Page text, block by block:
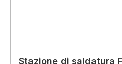
Stazione di saldatura